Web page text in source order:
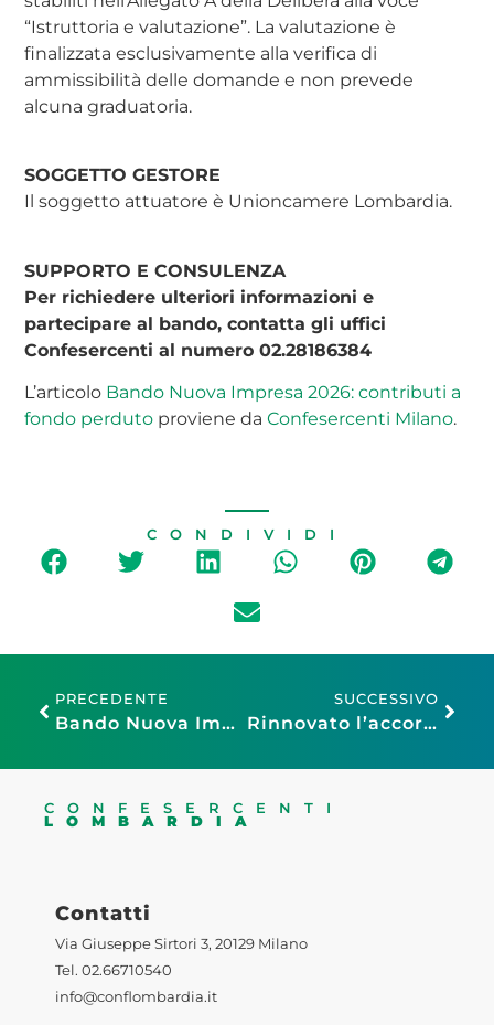
“Istruttoria e valutazione”. La valutazione è
finalizzata esclusivamente alla verifica di
ammissibilità delle domande e non prevede
alcuna graduatoria.
SOGGETTO GESTORE
Il soggetto attuatore è Unioncamere Lombardia.
SUPPORTO E CONSULENZA
Per richiedere ulteriori informazioni e
partecipare al bando, contatta gli uffici
Confesercenti al numero 02.28186384
L’articolo Bando Nuova Impresa 2026: contributi a
fondo perduto proviene daConfesercenti Milano.
CONDIVIDI
PRECEDENTE
Bando Nuova Impresa – piccoli comuni e frazioni 2026
SUCCESSIVO
Rinnovato l’accordo per la detassazione dei premi di produttività 2026
CONFESERCENTI
LOMBARDIA
Contatti
Via Giuseppe Sirtori 3, 20129 Milano
Tel. 02.66710540
info@conflombardia.it